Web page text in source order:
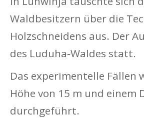
Waldbesitzern über die
Holzschneidens aus. Der
des Luduha-Waldes statt.
Das experimentelle Fällen
Höhe von 15 m und einem
durchgeführt.